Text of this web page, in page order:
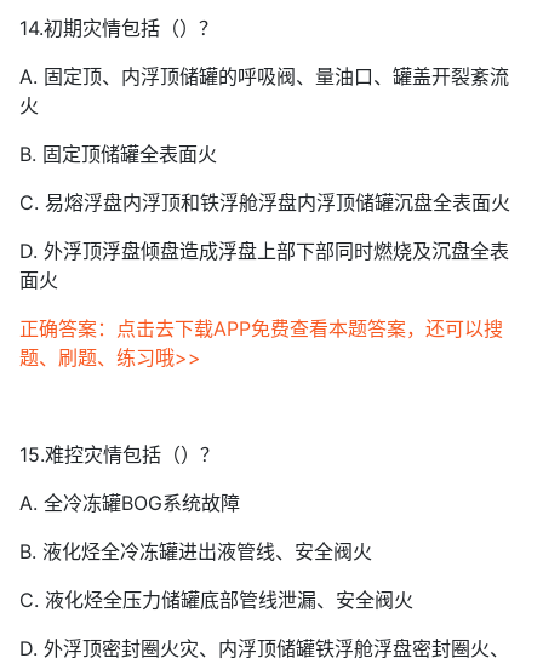
14.初期灾情包括（）？
A. 固定顶、内浮顶储罐的呼吸阀、量油口、罐盖开裂紊流
火
B. 固定顶储罐全表面火
C. 易熔浮盘内浮顶和铁浮舱浮盘内浮顶储罐沉盘全表面火
D. 外浮顶浮盘倾盘造成浮盘上部下部同时燃烧及沉盘全表
面火
正确答案：点击去下载APP免费查看本题答案，还可以搜
题、刷题、练习哦>>
15.难控灾情包括（）？
A. 全冷冻罐BOG系统故障
B. 液化烃全冷冻罐进出液管线、安全阀火
C. 液化烃全压力储罐底部管线泄漏、安全阀火
D. 外浮顶密封圈火灾、内浮顶储罐铁浮舱浮盘密封圈火、